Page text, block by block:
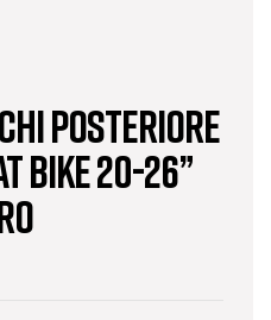
Posteriore
bike 20-26”